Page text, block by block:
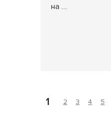
на ...
1 2 3 4 5